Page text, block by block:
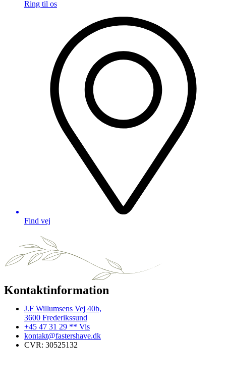
Ring til os
Find vej
Kontaktinformation
J.F Willumsens Vej 40b,
3600 Frederikssund
+45 47 31 29 ** Vis
kontakt@fastershave.dk
CVR: 30525132